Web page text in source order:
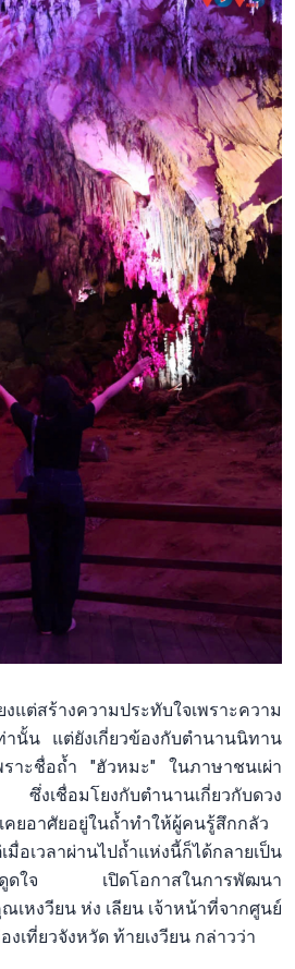
ร้างความประทับใจเพราะความ
านั้น แต่ยังเกี่ยวข้องกับตำนานนิทาน
าะชื่อถ้ำ "ฮัวหมะ" ในภาษาชนเผ่า
เชื่อมโยงกับตำนานเกี่ยวกับดวง
ยอาศัยอยู่ในถ้ำทำให้ผู้คนรู้สึกกลัว
อเวลาผ่านไปถ้ำแห่งนี้ก็ได้กลายเป็น
งดูดใจ เปิดโอกาสในการพัฒนา
เหงวียน ห่ง เลียน เจ้าหน้าที่จากศูนย์
เที่ยวจังหวัด ท้ายเงวียน กล่าวว่า